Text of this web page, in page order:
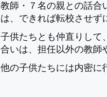
教師・７名の親との話合
は、できれば転校させず
子供たちとも仲直りして
合いは、担任以外の教師
他の子供たちには内密に